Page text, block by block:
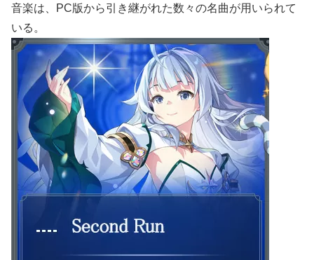
音楽は、PC版から引き継がれた数々の名曲が用いられて
いる。